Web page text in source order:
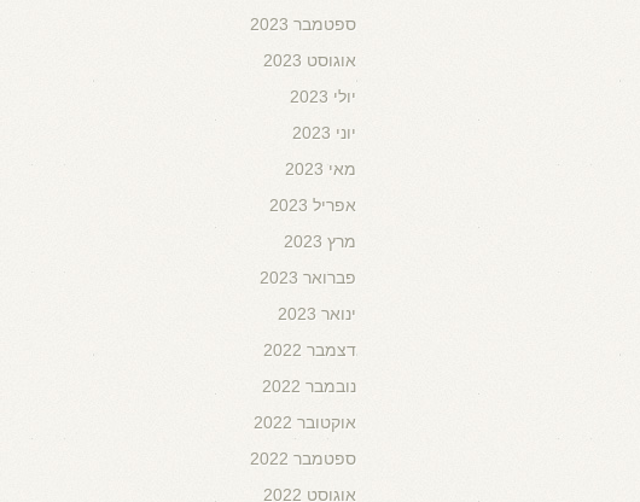
ספטמבר 2023
אוגוסט 2023
יולי 2023
יוני 2023
מאי 2023
אפריל 2023
מרץ 2023
פברואר 2023
ינואר 2023
דצמבר 2022
נובמבר 2022
אוקטובר 2022
ספטמבר 2022
אוגוסט 2022